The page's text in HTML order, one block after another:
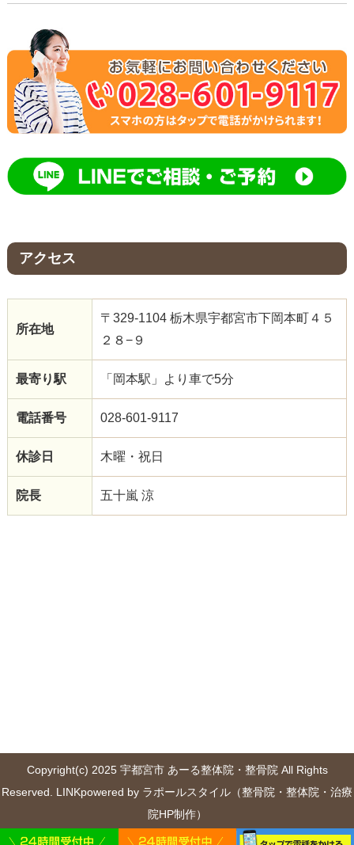
アクセス
所在地
〒329-1104 栃木県宇都宮市下岡本町４５
２８−９
最寄り駅 「岡本駅」より車で5分
電話番号 028-601-9117
休診日 木曜・祝日
院長 五十嵐 涼
Copyright(c) 2025 宇都宮市 あーる整体院・整骨院 All Rights
Reserved. LINKpowered by ラポールスタイル（整骨院・整体院・治療
院HP制作）